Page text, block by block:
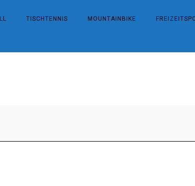
TISCHTENNIS MOUNTAINBIKE